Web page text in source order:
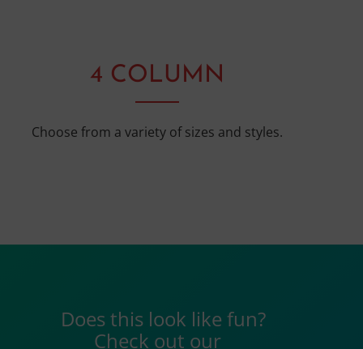
4 COLUMN
Choose from a variety of sizes and styles.
Does this look like fun?
Check out our